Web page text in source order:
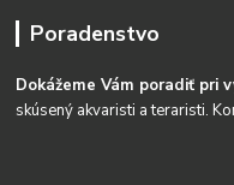
Poradenstvo
Dokážeme Vám poradiť pri
skúsený akvaristi a teraristi.